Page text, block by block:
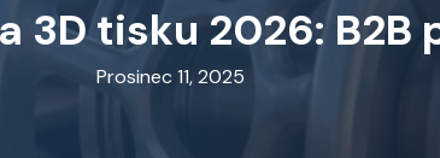
3D tisku 2026: B2B
Prosinec 11, 2025